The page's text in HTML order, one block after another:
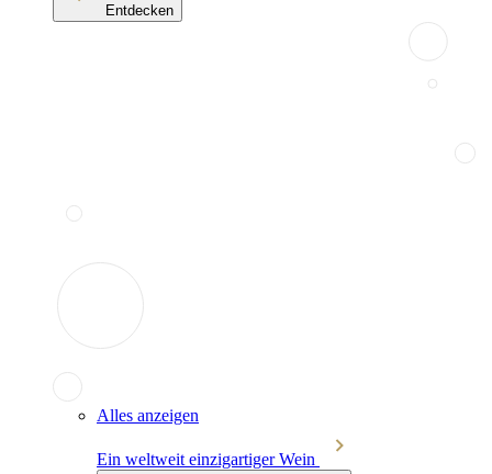
Entdecken
Alles anzeigen
Ein weltweit einzigartiger Wein